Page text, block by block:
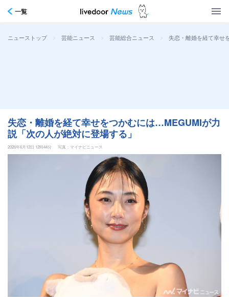
一覧
ニューストップ > 芸能ニュース > 芸能総合ニュース > 失恋・離婚を経て幸せ
失恋・離婚を経て幸せをつかむには…MEGUMIが力
説「次の人が絶対に登場する」
2026年6月12日 12時44分 写真：マイナビニュース